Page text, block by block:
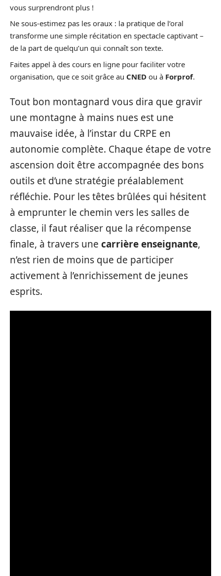
vous surprendront plus !
Ne sous-estimez pas les oraux : la pratique de l’oral
transforme une simple récitation en spectacle captivant –
de la part de quelqu’un qui connaît son texte.
Faites appel à des cours en ligne pour faciliter votre
organisation, que ce soit grâce au CNED ou à Forprof.
Tout bon montagnard vous dira que gravir
une montagne à mains nues est une
mauvaise idée, à l’instar du CRPE en
autonomie complète. Chaque étape de votre
ascension doit être accompagnée des bons
outils et d’une stratégie préalablement
réfléchie. Pour les têtes brûlées qui hésitent
à emprunter le chemin vers les salles de
classe, il faut réaliser que la récompense
finale, à travers une carrière enseignante,
n’est rien de moins que de participer
activement à l’enrichissement de jeunes
esprits.